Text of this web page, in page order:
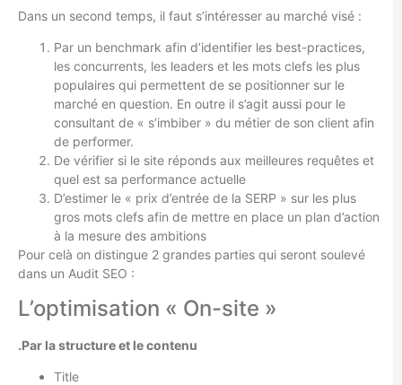
Dans un second temps, il faut s’intéresser au marché visé :
Par un benchmark afin d’identifier les best-practices,
les concurrents, les leaders et les mots clefs les plus
populaires qui permettent de se positionner sur le
marché en question. En outre il s’agit aussi pour le
consultant de « s’imbiber » du métier de son client afin
de performer.
De vérifier si le site réponds aux meilleures requêtes et
quel est sa performance actuelle
D’estimer le « prix d’entrée de la SERP » sur les plus
gros mots clefs afin de mettre en place un plan d’action
à la mesure des ambitions
Pour celà on distingue 2 grandes parties qui seront soulevé
dans un Audit SEO :
L’optimisation « On-site »
.Par la structure et le contenu
Title